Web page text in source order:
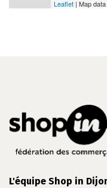
Leaflet | Map
L'équipe Shop in